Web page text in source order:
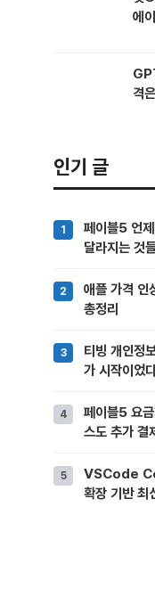
에
격
인기 글
페이블5 언
달라지는 것
애플 가격 인
총정리
티빙 개인정
가 시작이었
페이블5 요
스도 추가 결
VSCode
확장 기반 최